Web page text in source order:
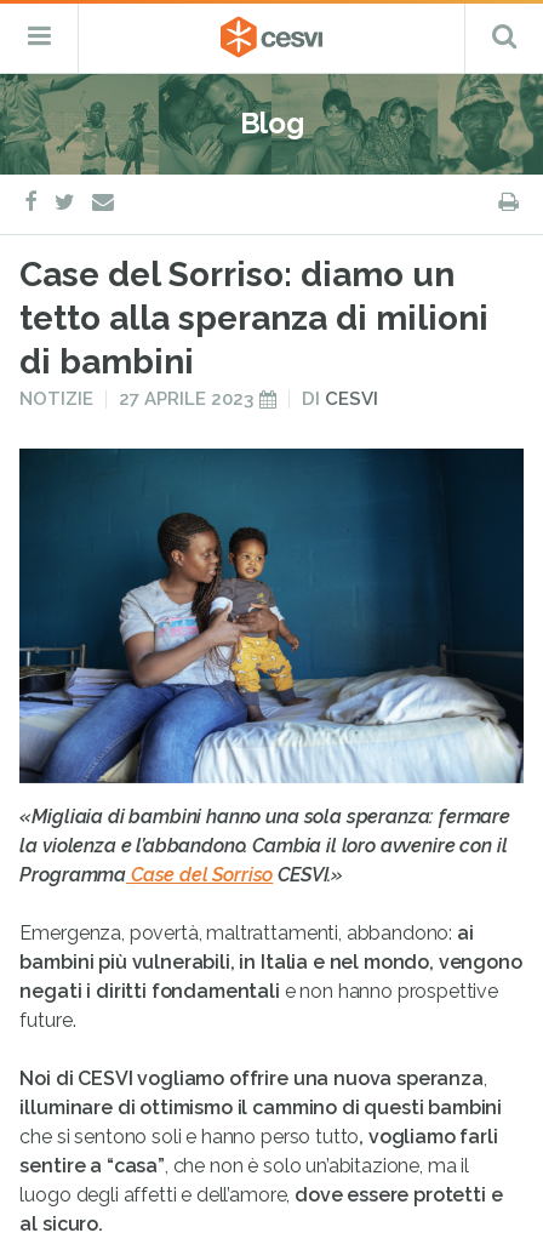
Salta
al
contenuto
CESVI
Fondazione
–
ETS
Cooperazione,
Emergenza
e
Sviluppo
Menu
Blog
facebook
twitter
e-
mail
Case del Sorriso: diamo un
tetto alla speranza di milioni
di bambini
PUBBLICATO
NOTIZIE
PUBBLICATO
27 APRILE 2023 DI CESVI
«Migliaia di bambini hanno una sola speranza: fermare
la violenza e l’abbandono. Cambia il loro avvenire con il
Programma Case del Sorriso CESVI.»
Emergenza, povertà, maltrattamenti, abbandono: ai
bambini più vulnerabili, in Italia e nel mondo, vengono
negati i diritti fondamentali e non hanno prospettive
future.
Noi di CESVI vogliamo offrire una nuova speranza,
illuminare di ottimismo il cammino di questi bambini
che si sentono soli e hanno perso tutto, vogliamo farli
sentire a “casa”, che non è solo un’abitazione, ma il
luogo degli affetti e dell’amore, dove essere protetti e
al sicuro.